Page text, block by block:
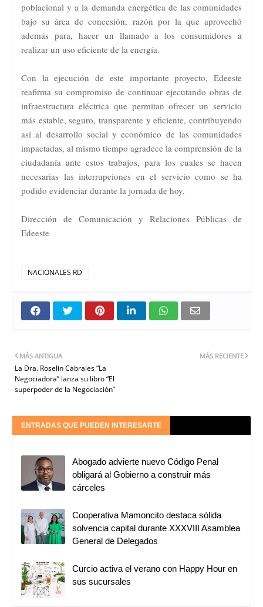
poblacional y a la demanda energética de las comunidades
bajo su área de concesión, razón por la que aprovechó
además para, hacer un llamado a los consumidores a
realizar un uso eficiente de la energía.
Con la ejecución de este importante proyecto, Edeeste
reafirma su compromiso de continuar ejecutando obras de
infraestructura eléctrica que permitan ofrecer un servicio
más estable, seguro, transparente y eficiente, contribuyendo
así al desarrollo social y económico de las comunidades
impactadas, al mismo tiempo agradece la comprensión de la
ciudadanía ante estos trabajos, para los cuales se hacen
necesarias las interrupciones en el servicio como se ha
podido evidenciar durante la jornada de hoy.
Dirección de Comunicación y Relaciones Públicas de
Edeeste
NACIONALES RD
MÁS RECIENTE
MÁS ANTIGUA
La Dra. Roselin Cabrales “La
Negociadora” lanza su libro “El
superpoder de la Negociación”
ENTRADAS QUE PUEDEN INTERESARTE
Abogado advierte nuevo Código Penal
obligará al Gobierno a construir más
cárceles
Cooperativa Mamoncito destaca sólida
solvencia capital durante XXXVIII Asamblea
General de Delegados
Curcio activa el verano con Happy Hour en
sus sucursales